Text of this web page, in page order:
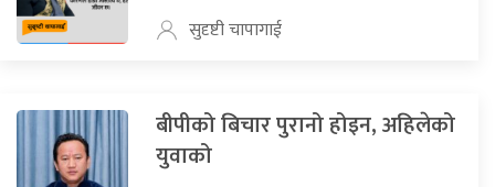
सुदृष्टी चापागाई
बीपीको बिचार पुरानो होइन, अहिलेको
युवाको